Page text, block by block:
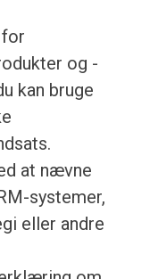
og -
kan bruge
at nævne
systemer,
eller andre